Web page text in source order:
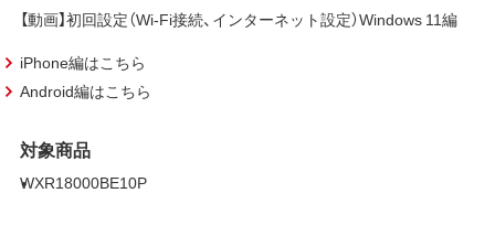
【動画】初回設定（Wi-Fi接続、インターネット設定）Windows 11編
iPhone編はこちら
Android編はこちら
対象商品
WXR18000BE10P